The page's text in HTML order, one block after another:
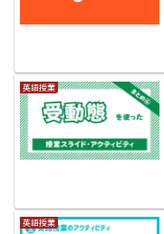
英語授業
英語授業